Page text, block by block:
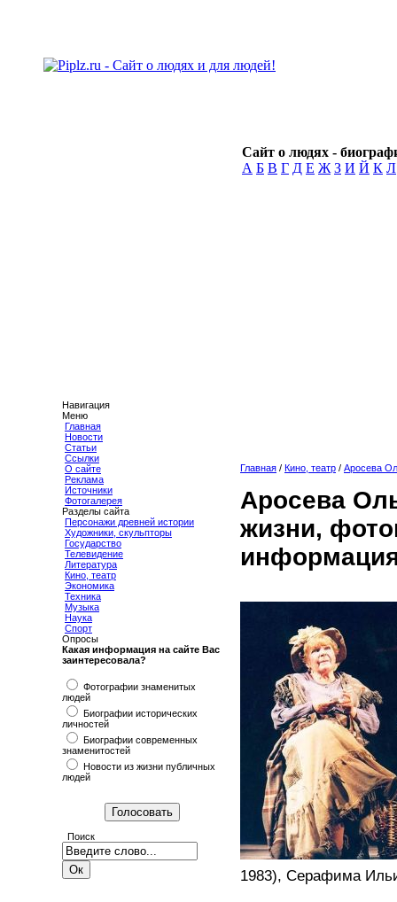
Сайт о людях -
А Б В Г Д Е Ж З И Й К Л
Навигация
Меню
Главная
Новости
Статьи
Ссылки
О сайте
Реклама
Источники
Фотогалерея
Разделы сайта
Персонажи древней истории
Художники, скульпторы
Государство
Телевидение
Литература
Кино, театр
Экономика
Техника
Музыка
Наука
Спорт
Опросы
Какая информация на сайте Вас
заинтересовала?
Фотографии знаменитых
людей
Биографии исторических
личностей
Биографии современных
знаменитостей
Новости из жизни публичных
людей
Поиск
Главная / Кино, театр / Аросева
Аросева
жизни,
1983), Серафима